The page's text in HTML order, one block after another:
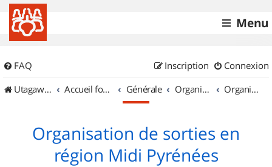
Menu
FAQ Connexion
Inscription
UtagawaVTT (Randos VTT et VTTAE avec traces GPS)
Accueil forum Générale Organisation de sorties & Recherche de partenaires Organisation de sorties en région Midi Pyrénées
Organisation de sorties en
région Midi Pyrénées